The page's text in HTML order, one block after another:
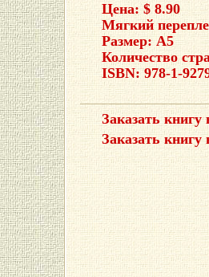
Цена: $ 8.90
Мягкий
Размер: A5
Количество
ISBN: 978-1-
Заказать книгу
Заказать книгу